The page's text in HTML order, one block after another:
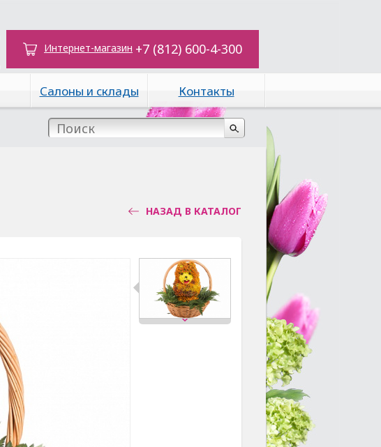
Интернет-магазин +7 (812) 600-4-300
Салоны и склады Контакты
НАЗАД В КАТАЛОГ